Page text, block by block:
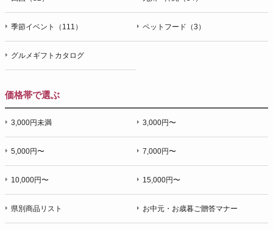
季節イベント（111） ペットフード（3）
グルメギフトカタログ
価格帯で選ぶ
3,000円未満 3,000円〜
5,000円〜 7,000円〜
10,000円〜 15,000円〜
県別商品リスト お中元・お歳暮ご贈答マナー